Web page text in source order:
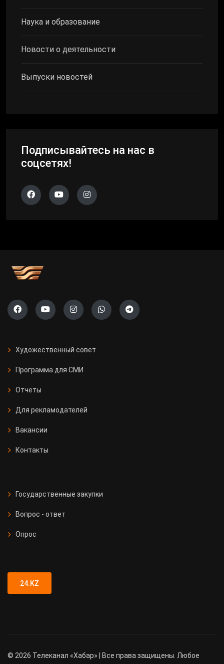
Наука и образование
Новости о деятельности
Выпуски новостей
Подписывайтесь на нас в
соцсетях!
Художественный совет
Программа для СМИ
Отчеты
Для рекламодателей
Вакансии
Контакты
Государственные закупки
Вопрос - ответ
Опрос
24.KZ
© 2026 Телеканал «Хабар» | Все права защищены. Любое